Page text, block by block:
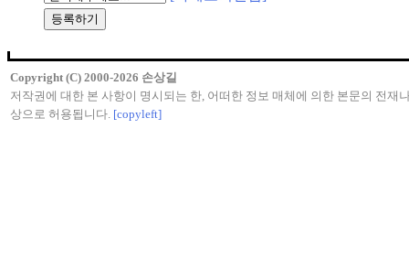
Copyright (C) 2000-2026 손상길
저작권에 대한 본 사항이 명시되는 한, 어떠한 정보 매체에 의한 본문의 전재
상으로 허용됩니다. [copyleft]